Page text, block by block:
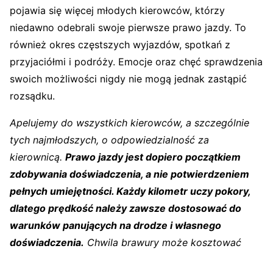
pojawia się więcej młodych kierowców, którzy
niedawno odebrali swoje pierwsze prawo jazdy. To
również okres częstszych wyjazdów, spotkań z
przyjaciółmi i podróży. Emocje oraz chęć sprawdzenia
swoich możliwości nigdy nie mogą jednak zastąpić
rozsądku.
Apelujemy do wszystkich kierowców, a szczególnie
tych najmłodszych, o odpowiedzialność za
kierownicą. Prawo jazdy jest dopiero początkiem
zdobywania doświadczenia, a nie potwierdzeniem
pełnych umiejętności. Każdy kilometr uczy pokory,
dlatego prędkość należy zawsze dostosować do
warunków panujących na drodze i własnego
doświadczenia. Chwila brawury może kosztować